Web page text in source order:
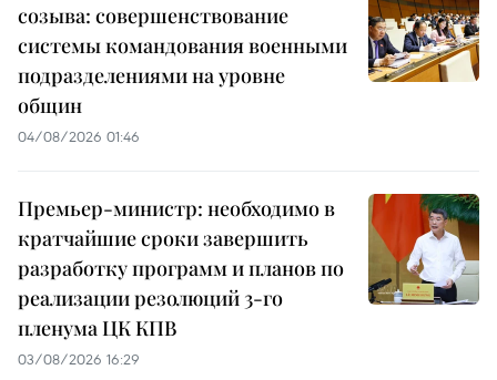
созыва: совершенствование
системы командования военными
подразделениями на уровне
общин
04/08/2026 01:46
Премьер-министр: необходимо в
кратчайшие сроки завершить
разработку программ и планов по
реализации резолюций 3-го
пленума ЦК КПВ
03/08/2026 16:29